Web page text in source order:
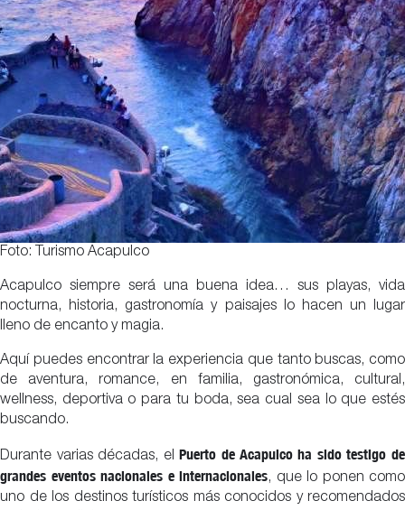
Foto: Turismo Acapulco
Acapulco siempre será una buena idea… sus playas, vida
nocturna, historia, gastronomía y paisajes lo hacen un lugar
lleno de encanto y magia.
Aquí puedes encontrar la experiencia que tanto buscas, como
de aventura, romance, en familia, gastronómica, cultural,
wellness, deportiva o para tu boda, sea cual sea lo que estés
buscando.
Durante varias décadas, elPuerto de Acapulco ha sido testigo de
grandes eventos nacionales e internacionales, que lo ponen como
uno de los destinos turísticos más conocidos y recomendados